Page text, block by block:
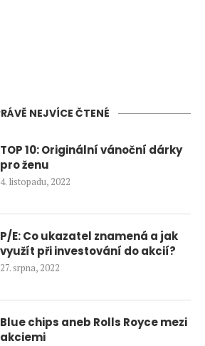
NEJVÍCE ČTENÉ
TOP 10: Originální vánoční dárky
pro ženu
4. listopadu, 2022
P/E: Co ukazatel znamená a jak
využít při investování do akcií?
27. srpna, 2022
Blue chips aneb Rolls Royce mezi
akciemi